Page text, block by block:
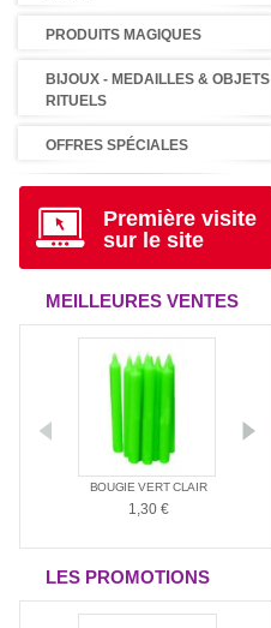
PRODUITS MAGIQUES
BIJOUX - MEDAILLES & OBJETS
RITUELS
OFFRES SPÉCIALES
Première visite
sur le site
MEILLEURES VENTES
BOUGIE VERT CLAIR
1,30 €
LES PROMOTIONS